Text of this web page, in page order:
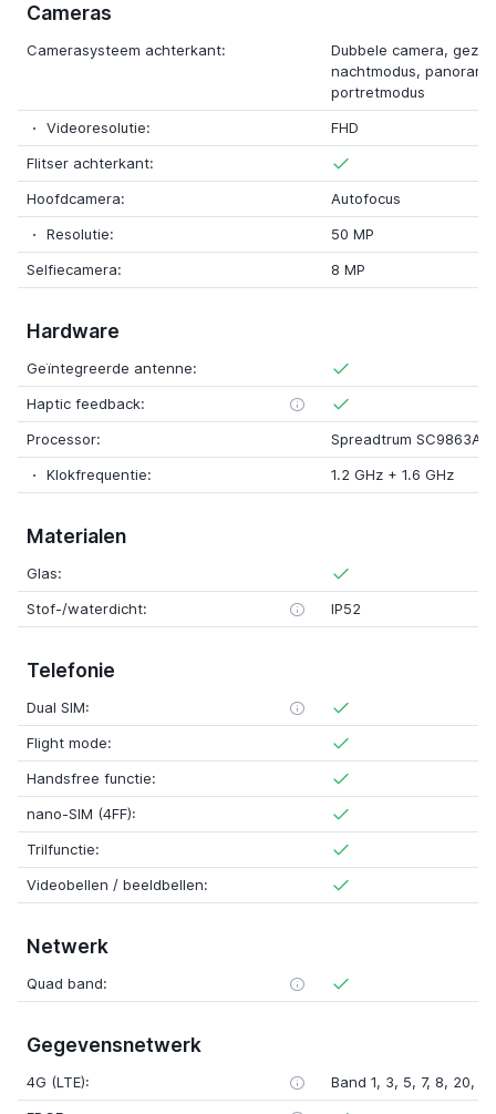
Cameras
Camerasysteem achterkant:
Dubbele camera,
nachtmodus,
portretmodus
Videoresolutie:
FHD
Flitser achterkant:
Hoofdcamera:
Autofocus
Resolutie:
50 MP
Selfiecamera:
8 MP
Hardware
Geïntegreerde antenne:
Haptic feedback:
Processor:
Spreadtrum SC9863A,
Klokfrequentie:
1.2 GHz + 1.6 GHz
Materialen
Glas:
Stof-/waterdicht:
IP52
Telefonie
Dual SIM:
Flight mode:
Handsfree functie:
nano-SIM (4FF):
Trilfunctie:
Videobellen / beeldbellen:
Netwerk
Quad band:
Gegevensnetwerk
4G (LTE):
Band 1, 3, 5, 7, 8, 20,